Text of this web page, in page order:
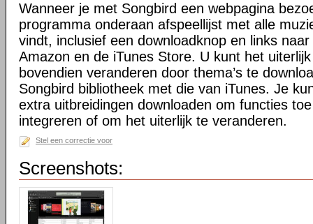
Wanneer je met Songbird een webpagina
programma onderaan afspeellijst met alle
vindt, inclusief een downloadknop en links
Amazon en de iTunes Store. U kunt het
bovendien veranderen door thema’s te
Songbird bibliotheek met die van iTunes. Je
extra uitbreidingen downloaden om functies
integreren of om het uiterlijk te veranderen.
Stel een correctie voor
Screenshots: